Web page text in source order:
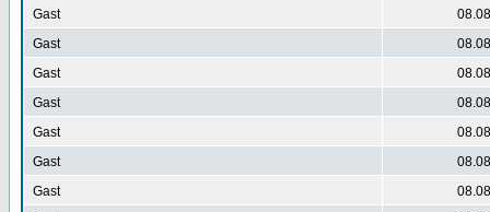
Gast
Gast
Gast
Gast
Gast
Gast
Gast